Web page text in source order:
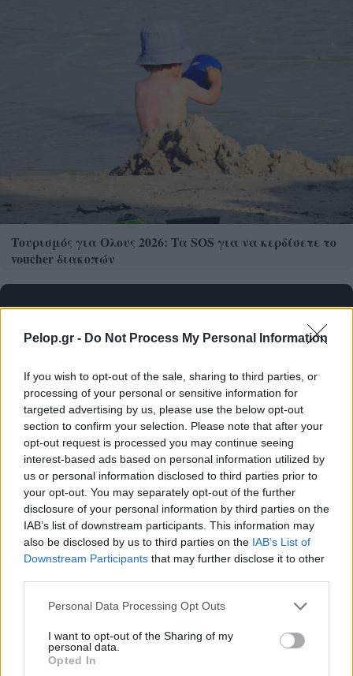
Pelop.gr - Do Not Process My Personal Information
If you wish to opt-out of the sale, sharing to third parties, or
processing of your personal or sensitive information for
targeted advertising by us, please use the below opt-out
section to confirm your selection. Please note that after your
opt-out request is processed you may continue seeing
interest-based ads based on personal information utilized by
us or personal information disclosed to third parties prior to
your opt-out. You may separately opt-out of the further
disclosure of your personal information by third parties on the
IAB’s list of downstream participants. This information may
also be disclosed by us to third parties on the IAB’s List of
Downstream Participants that may further disclose it to other
Please note that this website/app uses one or more Google
not limited to your visit or usage behaviour. You may click to
grant or deny consent to Google and its third-party tags to
use your data for below specified purposes in below Google
Personal Data Processing Opt Outs
I want to opt-out of the Sharing of my
personal data.
Opted In
Τουρισμός για Ολους 2026: Τα SOS για να κερδίσετε το
voucher διακοπών
Το Minecraft έρχεται στο Nintendo Switch 2 όπως δεν το
έχετε ξαναδεί